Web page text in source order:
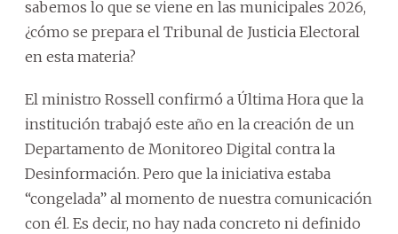
sabemos lo que se viene en las municipales 2026,
¿cómo se prepara el Tribunal de Justicia Electoral
en esta materia?
El ministro Rossell confirmó a Última Hora que la
institución trabajó este año en la creación de un
Departamento de Monitoreo Digital contra la
Desinformación. Pero que la iniciativa estaba
“congelada” al momento de nuestra comunicación
con él. Es decir, no hay nada concreto ni definido